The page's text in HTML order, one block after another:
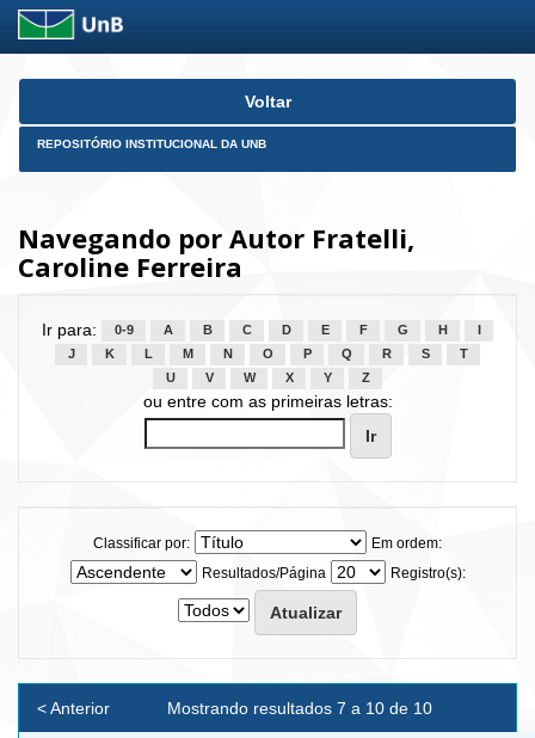
Skip
Voltar
REPOSITÓRIO INSTITUCIONAL DA UNB
Navegando por Autor Fratelli,
Caroline Ferreira
Ir para: 0-9 A B C D E F G H
J
K L M N O P Q R S
T
U
V W X Y Z
ou entre com as primeiras letras:
Classificar por:
Em ordem:
Resultados/Página
Registro(s):
Mostrando resultados 7 a 10 de 10
< Anterior